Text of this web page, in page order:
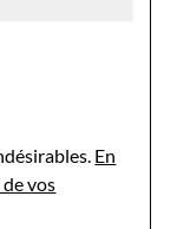
En
vos